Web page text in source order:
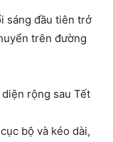
sáng đầu tiên trở
trên đường
bộ và kéo dài,